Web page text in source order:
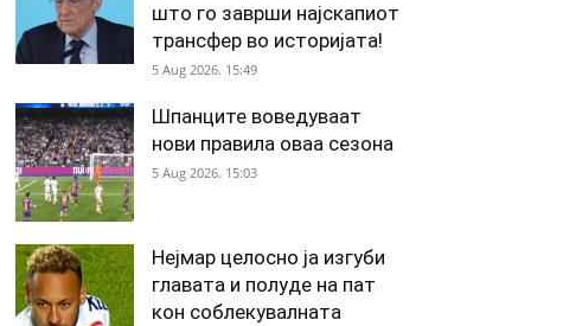
што го заврши најскапиот
трансфер во историјата!
5 Aug 2026. 15:49
Шпанците воведуваат
нови правила оваа сезона
5 Aug 2026. 15:03
Нејмар целосно ја изгуби
главата и полуде на пат
кон соблекувалната